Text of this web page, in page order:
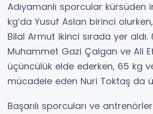
Adıyamanlı sporcular kürsüden
kg’da Yusuf Aslan birinci
Bilal Armut ikinci sırada yer aldı.
Muhammet Gazi Çalgan ve Ali
üçüncülük elde ederken, 65 kg
mücadele eden Nuri Toktaş da
Başarılı sporcuları ve